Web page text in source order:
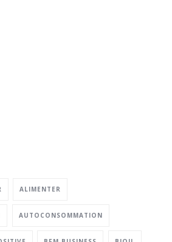
ALIMENTER
AUTOCONSOMMATION